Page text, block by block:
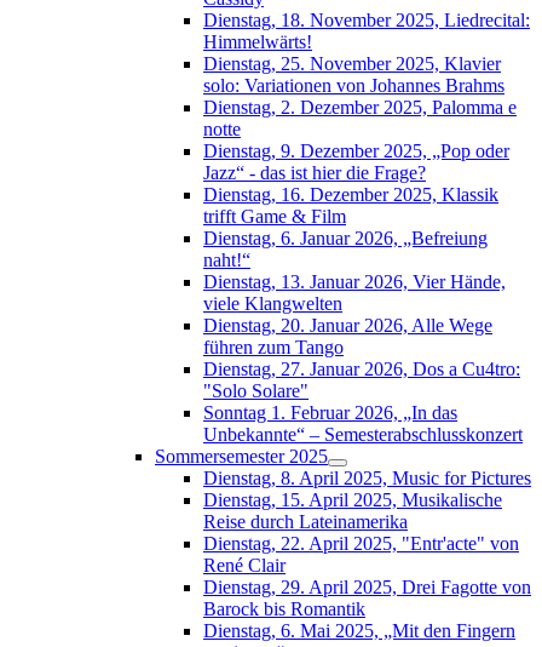
Dienstag, 18. November 2025, Liedrecital:
Himmelwärts!
Dienstag, 25. November 2025, Klavier
solo: Variationen von Johannes Brahms
Dienstag, 2. Dezember 2025, Palomma e
notte
Dienstag, 9. Dezember 2025, „Pop oder
Jazz“ - das ist hier die Frage?
Dienstag, 16. Dezember 2025, Klassik
trifft Game & Film
Dienstag, 6. Januar 2026, „Befreiung
naht!“
Dienstag, 13. Januar 2026, Vier Hände,
viele Klangwelten
Dienstag, 20. Januar 2026, Alle Wege
führen zum Tango
Dienstag, 27. Januar 2026, Dos a Cu4tro:
"Solo Solare"
Sonntag 1. Februar 2026, „In das
Unbekannte“ – Semesterabschlusskonzert
Sommersemester 2025
Dienstag, 8. April 2025, Music for Pictures
Dienstag, 15. April 2025, Musikalische
Reise durch Lateinamerika
Dienstag, 22. April 2025, "Entr'acte" von
René Clair
Dienstag, 29. April 2025, Drei Fagotte von
Barock bis Romantik
Dienstag, 6. Mai 2025, „Mit den Fingern